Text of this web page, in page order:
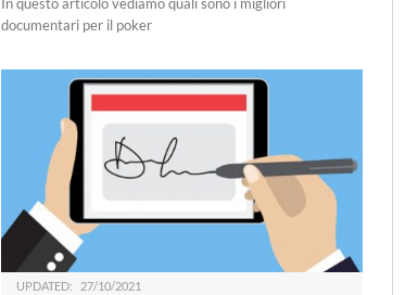
documentari per il poker
UPDATED: 27/10/2021